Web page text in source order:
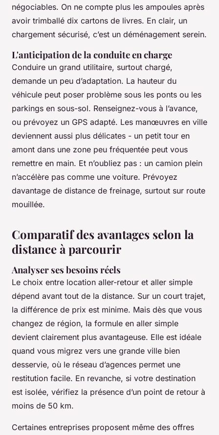
négociables. On ne compte plus les ampoules après
avoir trimballé dix cartons de livres. En clair, un
chargement sécurisé, c’est un déménagement serein.
L'anticipation de la conduite en charge
Conduire un grand utilitaire, surtout chargé,
demande un peu d’adaptation. La hauteur du
véhicule peut poser problème sous les ponts ou les
parkings en sous-sol. Renseignez-vous à l’avance,
ou prévoyez un GPS adapté. Les manœuvres en ville
deviennent aussi plus délicates - un petit tour en
amont dans une zone peu fréquentée peut vous
remettre en main. Et n’oubliez pas : un camion plein
n’accélère pas comme une voiture. Prévoyez
davantage de distance de freinage, surtout sur route
mouillée.
Comparatif des avantages selon la
distance à parcourir
Analyser ses besoins réels
Le choix entre location aller-retour et aller simple
dépend avant tout de la distance. Sur un court trajet,
la différence de prix est minime. Mais dès que vous
changez de région, la formule en aller simple
devient clairement plus avantageuse. Elle est idéale
quand vous migrez vers une grande ville bien
desservie, où le réseau d’agences permet une
restitution facile. En revanche, si votre destination
est isolée, vérifiez la présence d’un point de retour à
moins de 50 km.
Certaines entreprises proposent même des offres